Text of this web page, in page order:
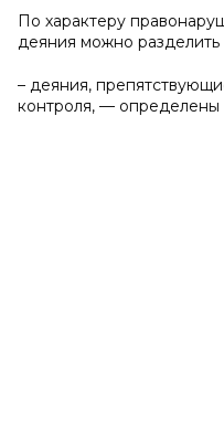
По характеру
деяния можно
– деяния,
контроля, —